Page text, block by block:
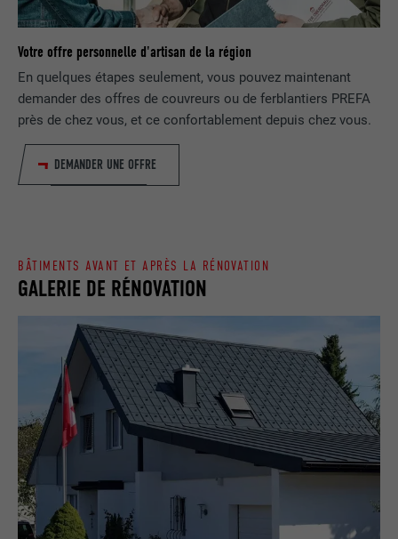
Votre offre personnelle d'artisan de la région
En quelques étapes seulement, vous pouvez maintenant
demander des offres de couvreurs ou de ferblantiers PREFA
près de chez vous, et ce confortablement depuis chez vous.
DEMANDER UNE OFFRE
GALERIE DE RÉNOVATION
BÂTIMENTS AVANT ET APRÈS LA RÉNOVATION
EXPIRATION 1 jour
UTILITÉ
Enregistre un identifiant unique utilisé
pour générer des données statistiques
sur la manière dont l'utilisateur utilise le
site Internet.
NOM _gaexp
Est placé afin de tester si le navigateur
NOM lang
FOURNISSEUR ads.linkedin.com
UTILITÉ
l'utilisateur pour un site Internet.
FOURNISSEUR LinkedIn
UTILITÉ
Utilisé par LinkedIn lorsqu'un site
Internet contient une fenêtre « Suivez-
nous » intégrée.
NOM bcookie
FOURNISSEUR
EXPIRATION 2 ans